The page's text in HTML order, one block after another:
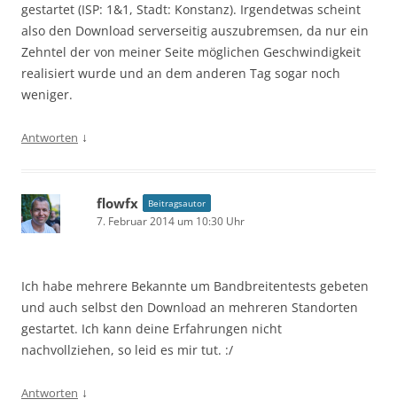
gestartet (ISP: 1&1, Stadt: Konstanz). Irgendetwas scheint
also den Download serverseitig auszubremsen, da nur ein
Zehntel der von meiner Seite möglichen Geschwindigkeit
realisiert wurde und an dem anderen Tag sogar noch
weniger.
Antworten ↓
flowfx Beitragsautor
7. Februar 2014 um 10:30 Uhr
Ich habe mehrere Bekannte um Bandbreitentests gebeten
und auch selbst den Download an mehreren Standorten
gestartet. Ich kann deine Erfahrungen nicht
nachvollziehen, so leid es mir tut. :/
Antworten ↓